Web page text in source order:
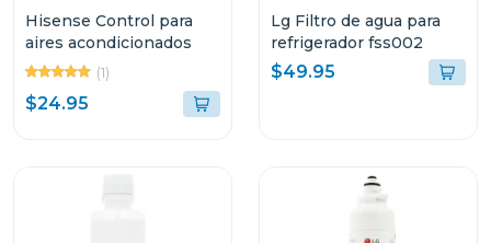
Hisense Control para
aires acondicionados
(1)
$24.95
Lg Filtro de agua para
refrigerador fss002
$49.95